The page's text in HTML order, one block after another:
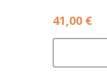
41,00 €